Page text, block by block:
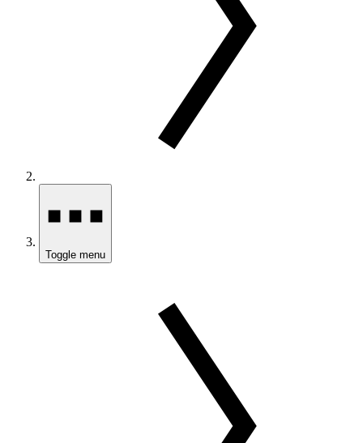
Toggle menu